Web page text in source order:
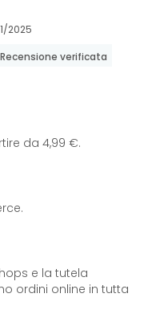
2025
Recensione verificata
da 4,99 €.
e la tutela
ordini online in tutta